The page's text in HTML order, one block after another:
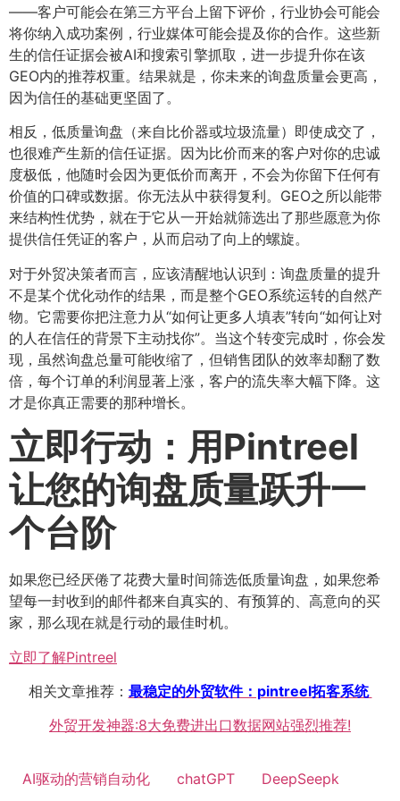
——客户可能会在第三方平台上留下评价，行业协会可能会
将你纳入成功案例，行业媒体可能会提及你的合作。这些新
生的信任证据会被AI和搜索引擎抓取，进一步提升你在该
GEO内的推荐权重。结果就是，你未来的询盘质量会更高，
因为信任的基础更坚固了。
相反，低质量询盘（来自比价器或垃圾流量）即使成交了，
也很难产生新的信任证据。因为比价而来的客户对你的忠诚
度极低，他随时会因为更低价而离开，不会为你留下任何有
价值的口碑或数据。你无法从中获得复利。GEO之所以能带
来结构性优势，就在于它从一开始就筛选出了那些愿意为你
提供信任凭证的客户，从而启动了向上的螺旋。
对于外贸决策者而言，应该清醒地认识到：询盘质量的提升
不是某个优化动作的结果，而是整个GEO系统运转的自然产
物。它需要你把注意力从“如何让更多人填表”转向“如何让对
的人在信任的背景下主动找你”。当这个转变完成时，你会发
现，虽然询盘总量可能收缩了，但销售团队的效率却翻了数
倍，每个订单的利润显著上涨，客户的流失率大幅下降。这
才是你真正需要的那种增长。
立即行动：用Pintreel
让您的询盘质量跃升一
个台阶
如果您已经厌倦了花费大量时间筛选低质量询盘，如果您希
望每一封收到的邮件都来自真实的、有预算的、高意向的买
家，那么现在就是行动的最佳时机。
立即了解Pintreel
相关文章推荐： 最稳定的外贸软件：pintreel拓客系统
外贸开发神器:8大免费进出口数据网站强烈推荐!
AI驱动的营销自动化 chatGPT
DeepSeepk